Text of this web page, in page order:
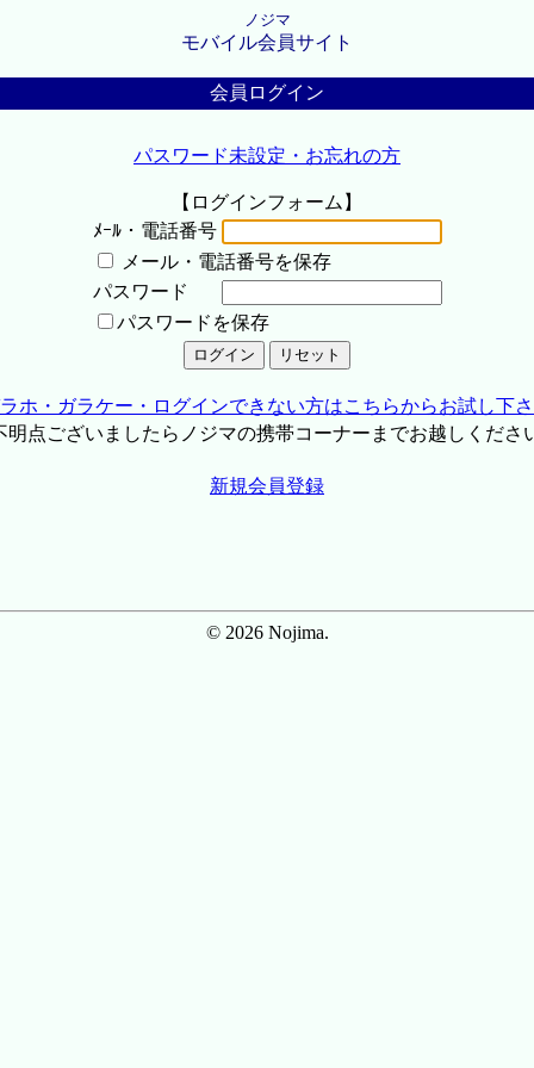
ノジマ
モバイル会員サイト
会員ログイン
パスワード未設定・お忘れの方
【ログインフォーム】
ﾒｰﾙ・電話番号
メール・電話番号を保存
パスワード
パスワードを保存
ホ・ガラケー・ログインできない方はこちらからお試し下
点ございましたらノジマの携帯コーナーまでお越しくださ
新規会員登録
© 2026 Nojima.